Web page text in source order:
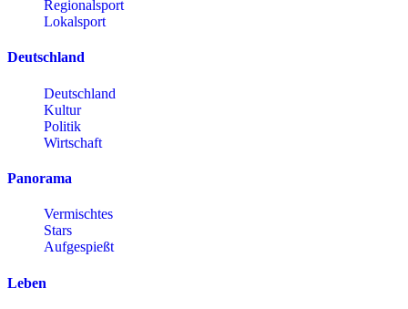
Regionalsport
Lokalsport
Deutschland
Deutschland
Kultur
Politik
Wirtschaft
Panorama
Vermischtes
Stars
Aufgespießt
Leben